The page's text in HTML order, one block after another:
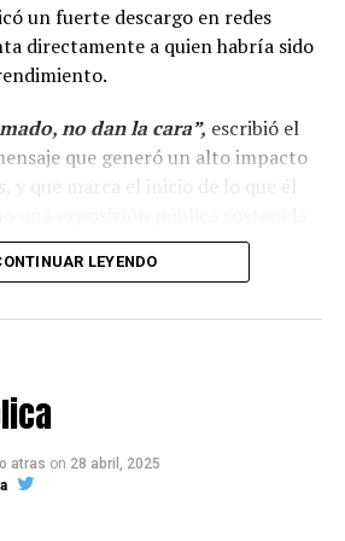
un fuerte descargo en redes
directamente a quien habría sido
no dan la cara”, escribió el
que generó un alto impacto
y que marca el inicio de lo que él
ya ha
casi dos mes
llamado
darán la cara
lo que yo con
se hizo.”
LEYENDO
atras on 28 abril, 2025